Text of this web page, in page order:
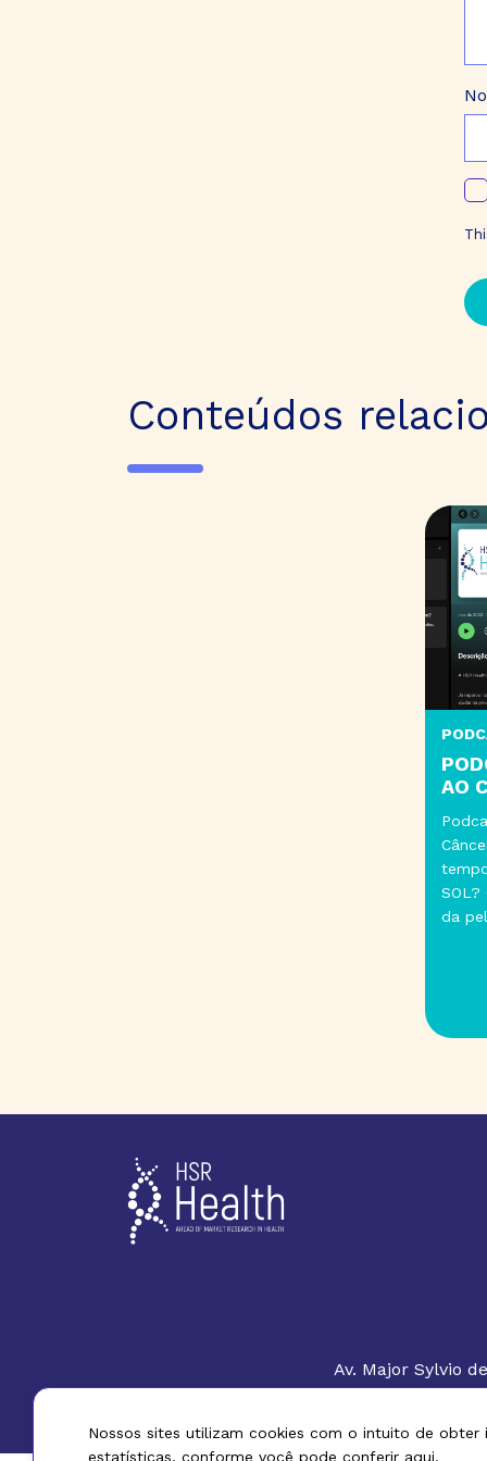
Conteúdos
PODCAST
AO
Podcast
Câncer de
tempo que
SOL?
da pele
Av. Major Sylvio
Nossos sites utilizam cookies com o intuito de
estatísticas, conforme você pode conferir aqui.